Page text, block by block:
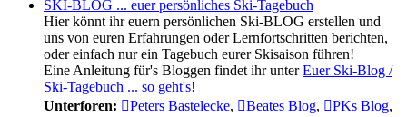
SKI-BLOG ... euer persönliches Ski-Tagebuch
Hier könnt ihr euern persönlichen Ski-BLOG erstellen und
uns von euren Erfahrungen oder Lernfortschritten berichten,
oder einfach nur ein Tagebuch eurer Skisaison führen!
Eine Anleitung für's Bloggen findet ihr unterEuer Ski-Blog /
Ski-Tagebuch ... so geht's!
Unterforen:
Peters Bastelecke, Beates Blog, PKs Blog,